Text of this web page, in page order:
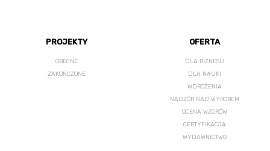
PROJEKTY
OBECNE
ZAKOŃCZONE
OFERTA
DLA BIZNESU
DLA NAUKI
WDROŻENIA
NADZÓR NAD WYROBEM
OCENA WZORÓW
CERTYFIKACJA
WYDAWNICTWO